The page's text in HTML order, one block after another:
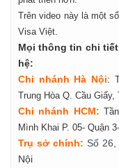
Trên video này là một
Visa Việt.
Mọi thông tin chi
hệ:
Chi nhánh Hà Nội:
Trung Hòa Q. Cầu Giấy,
Chi nhánh HCM:
Mình Khai P. 05- Quận
Trụ sở chính: Số
Nội